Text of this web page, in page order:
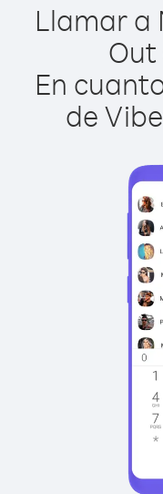
Llamar a
Out
En
de